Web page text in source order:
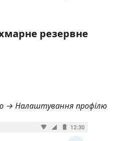
резервне
→ Налаштування профілю